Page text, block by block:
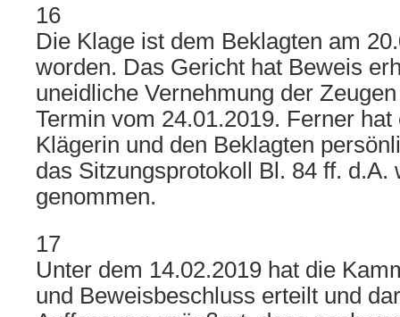
16
Die Klage ist dem Beklagten am
worden. Das Gericht hat Beweis
uneidliche Vernehmung der
Termin vom 24.01.2019. Ferner
Klägerin und den Beklagten
das Sitzungsprotokoll Bl. 84 ff. d.A.
genommen.
17
Unter dem 14.02.2019 hat die
und Beweisbeschluss erteilt und